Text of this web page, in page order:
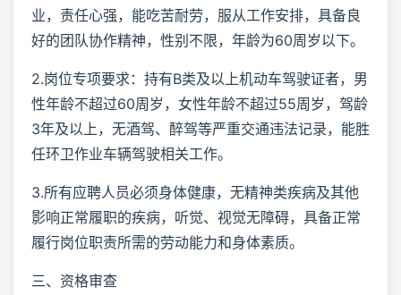
业，责任心强，能吃苦耐劳，服从工作安排，具备良
好的团队协作精神，性别不限，年龄为60周岁以下。
2.岗位专项要求：持有B类及以上机动车驾驶证者，男
性年龄不超过60周岁，女性年龄不超过55周岁，驾龄
3年及以上，无酒驾、醉驾等严重交通违法记录，能胜
任环卫作业车辆驾驶相关工作。
3.所有应聘人员必须身体健康，无精神类疾病及其他
影响正常履职的疾病，听觉、视觉无障碍，具备正常
履行岗位职责所需的劳动能力和身体素质。
三、资格审查